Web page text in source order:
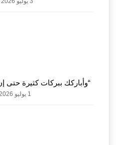
“وأباركك ببركات كثيرة حتى
1 يوليو 2026